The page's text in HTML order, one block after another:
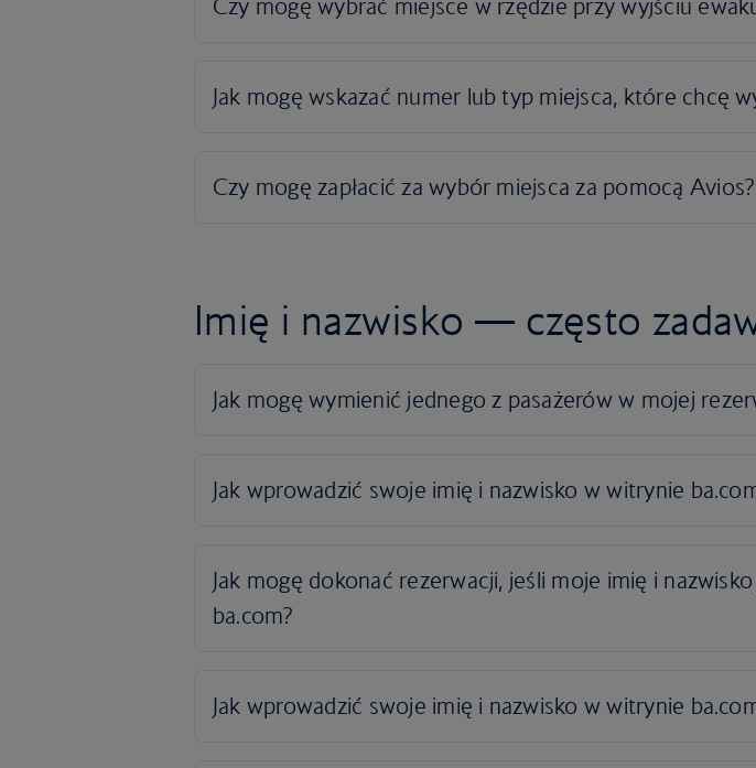
Imię i nazwisko — często